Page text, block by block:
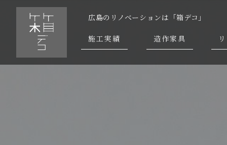
広島のリノベーションは「箱デコ」
施工実績 造作家具